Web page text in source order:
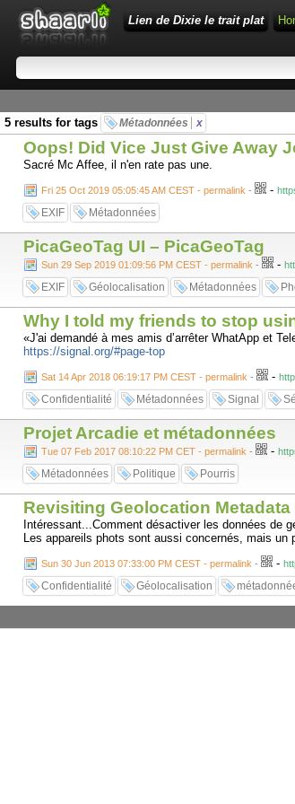
Lien de Dixie le trait plat
5 results for tags
Métadonnées x
Oops! Did Vice Just Give Away
Sacré Mc Affee, il n'en rate pas une.
Fri 25 Oct 2019 05:05:45 AM CEST - permalink - -
EXIF Métadonnées
PicaGeoTag UI – PicaGeoTag
Sun 29 Sep 2019 01:09:56 PM CEST - permalink - -
EXIF Géolocalisation Métadonnées
Why I told my friends to stop
«J'ai demandé à mes amis d’arrêter WhatApp et
https://signal.org/#page-top
Sat 14 Apr 2018 06:19:17 PM CEST - permalink - -
Confidentialité Métadonnées Signal
Projet Arcadie et métadonnées
Tue 07 Feb 2017 08:10:22 PM CET - permalink - -
Métadonnées Politique Pourris
Revisiting Geolocation
Intéressant...Comment désactiver les données de
Les appareils phots sont aussi concernés, mais un
Sun 30 Jun 2013 07:33:00 PM CEST - permalink - -
Confidentialité Géolocalisation